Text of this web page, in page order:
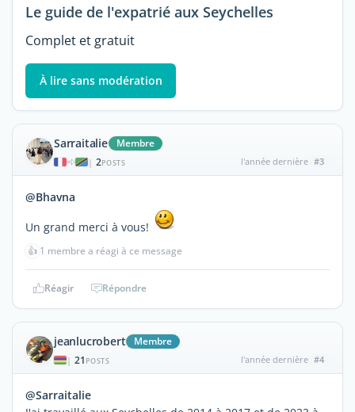
Le guide de l'expatrié aux Seychelles
Complet et gratuit
À lire sans modération
Sarraitalie Membre
| 2POSTS l'année dernière #3
@Bhavna
Un grand merci à vous!
👍 1 membre a réagi à ce message
Réagir Répondre
jeanlucrobert Membre
| 21 POSTS l'année dernière #4
@Sarraitalie